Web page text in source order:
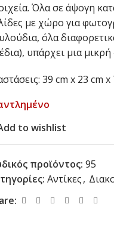
Όλα σε άψογη
με χώρο για
όλα
υπάρχει μια
39 cm x 23 cm x
to wishlist
προϊόντος: 95
Αντίκες,